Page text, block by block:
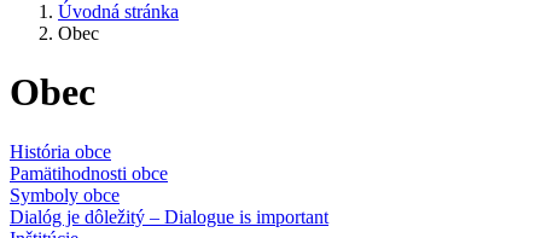
Úvodná stránka
Obec
Obec
História obce
Pamätihodnosti obce
Symboly obce
Dialóg je dôležitý – Dialogue is important